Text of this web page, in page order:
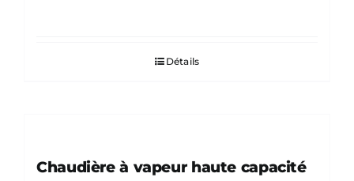
Détails
Chaudière à vapeur haute capacité